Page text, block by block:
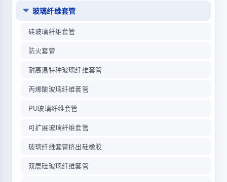
玻璃纤维套管
硅玻璃纤维套管
防火套管
耐高温特种玻璃纤维套管
丙烯酸玻璃纤维套管
PU玻璃纤维套管
可扩展玻璃纤维套管
玻璃纤维套管挤出硅橡胶
双层硅玻璃纤维套管